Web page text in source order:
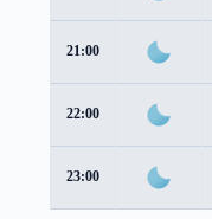
21:00
22:00
23:00